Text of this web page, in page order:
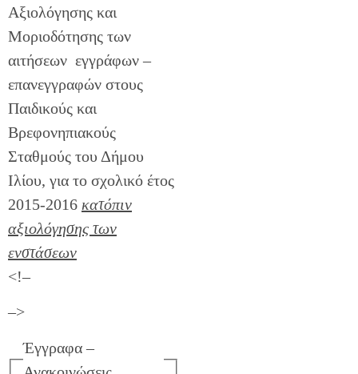
Αξιολόγησης και
Μοριοδότησης των
αιτήσεων εγγράφων –
επανεγγραφών στους
Παιδικούς και
Βρεφονηπιακούς
Σταθμούς του Δήμου
Ιλίου, για το σχολικό έτος
2015-2016 κατόπιν
αξιολόγησης των
ενστάσεων
<!–
–>
Έγγραφα –